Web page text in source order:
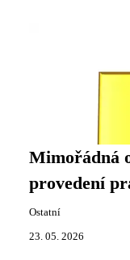
Mimořádná
provedení
Ostatní
23. 05. 2026